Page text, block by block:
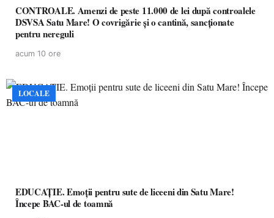
CONTROALE. Amenzi de peste 11.000 de lei după controalele
DSVSA Satu Mare! O covrigărie și o cantină, sancționate
pentru nereguli
acum 10 ore
LOCALE
EDUCAȚIE. Emoții pentru sute de liceeni din Satu Mare!
Începe BAC-ul de toamnă